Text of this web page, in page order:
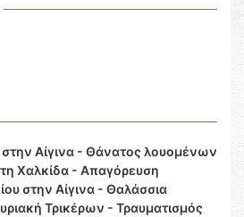
Αίγινα - Θάνατος λουομένων
Χαλκίδα - Απαγόρευση
στην Αίγινα - Θαλάσσια
Τρικέρων - Τραυματισμός